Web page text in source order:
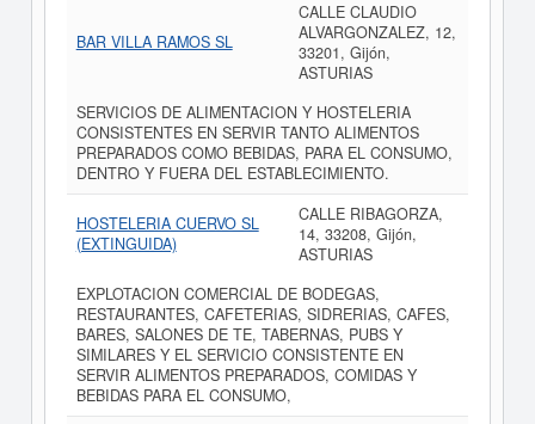
BAR VILLA RAMOS SL
CALLE CLAUDIO
ALVARGONZALEZ, 12,
33201, Gijón,
ASTURIAS
SERVICIOS DE ALIMENTACION Y HOSTELERIA
CONSISTENTES EN SERVIR TANTO ALIMENTOS
PREPARADOS COMO BEBIDAS, PARA EL CONSUMO,
DENTRO Y FUERA DEL ESTABLECIMIENTO.
HOSTELERIA CUERVO SL
(EXTINGUIDA)
CALLE RIBAGORZA,
14, 33208, Gijón,
ASTURIAS
EXPLOTACION COMERCIAL DE BODEGAS,
RESTAURANTES, CAFETERIAS, SIDRERIAS, CAFES,
BARES, SALONES DE TE, TABERNAS, PUBS Y
SIMILARES Y EL SERVICIO CONSISTENTE EN
SERVIR ALIMENTOS PREPARADOS, COMIDAS Y
BEBIDAS PARA EL CONSUMO,